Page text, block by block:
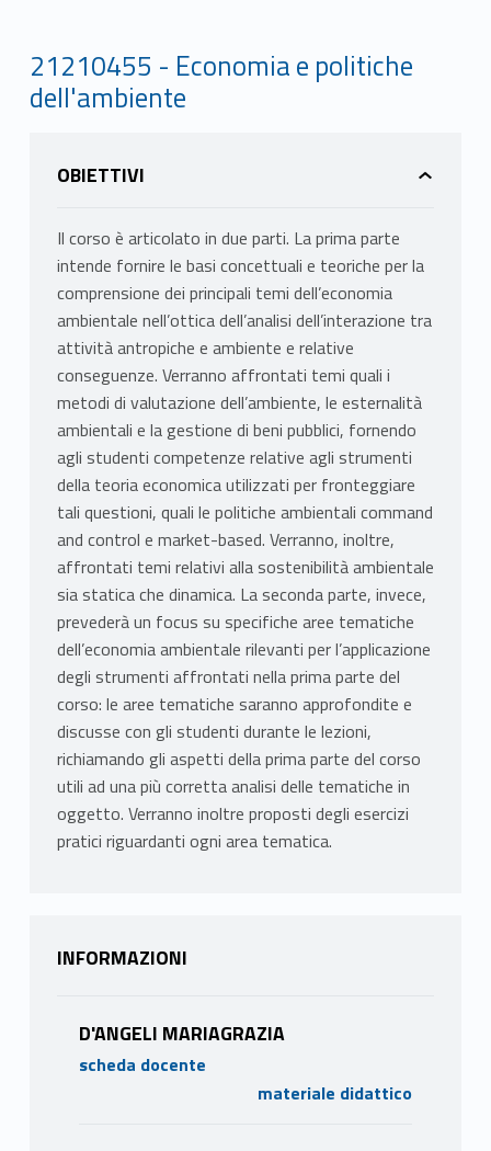
21210455 - Economia e politiche
dell'ambiente
OBIETTIVI
Il corso è articolato in due parti. La prima parte
intende fornire le basi concettuali e teoriche per la
comprensione dei principali temi dell’economia
ambientale nell’ottica dell’analisi dell’interazione tra
attività antropiche e ambiente e relative
conseguenze. Verranno affrontati temi quali i
metodi di valutazione dell’ambiente, le esternalità
ambientali e la gestione di beni pubblici, fornendo
agli studenti competenze relative agli strumenti
della teoria economica utilizzati per fronteggiare
tali questioni, quali le politiche ambientali command
and control e market-based. Verranno, inoltre,
affrontati temi relativi alla sostenibilità ambientale
sia statica che dinamica. La seconda parte, invece,
prevederà un focus su specifiche aree tematiche
dell’economia ambientale rilevanti per l’applicazione
degli strumenti affrontati nella prima parte del
corso: le aree tematiche saranno approfondite e
discusse con gli studenti durante le lezioni,
richiamando gli aspetti della prima parte del corso
utili ad una più corretta analisi delle tematiche in
oggetto. Verranno inoltre proposti degli esercizi
pratici riguardanti ogni area tematica.
INFORMAZIONI
D'ANGELI MARIAGRAZIA
scheda docente
materiale didattico